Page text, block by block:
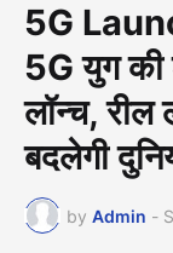
5G
5G युग की
लॉन्च,
बदलेगी
by Admin -